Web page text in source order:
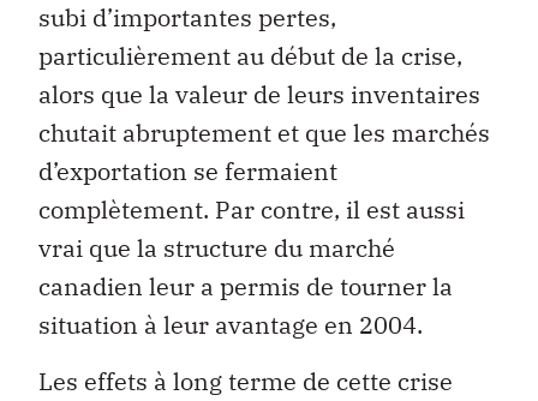
subi d’importantes pertes,
particulièrement au début de la crise,
alors que la valeur de leurs inventaires
chutait abruptement et que les marchés
d’exportation se fermaient
complètement. Par contre, il est aussi
vrai que la structure du marché
canadien leur a permis de tourner la
situation à leur avantage en 2004.
Les effets à long terme de cette crise